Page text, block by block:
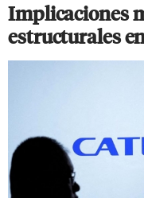
Implicaciones
estructurales